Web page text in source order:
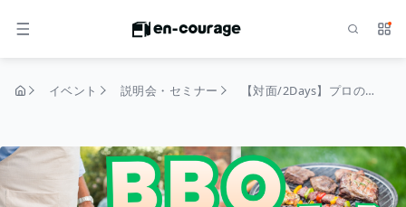
メニュー サ
イベント 説明会・セミナー 【対面/2Days】プロのマーケティング視点を体感！BBQの事例から「売れる仕組み」を導く逆算ワーク